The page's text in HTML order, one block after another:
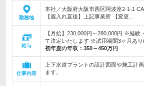
勤務地
本社／大阪府大阪市西区阿波座2-1-1
【雇入れ直後】上記事業所 【変更…
給与
【月給】230,000円～280,000円 ※経験
て決定いたします ※試用期間3ヶ月あり
初年度の年収： 350～450万円
仕事内容
上下水道プラントの設計図面や施工計
ます。